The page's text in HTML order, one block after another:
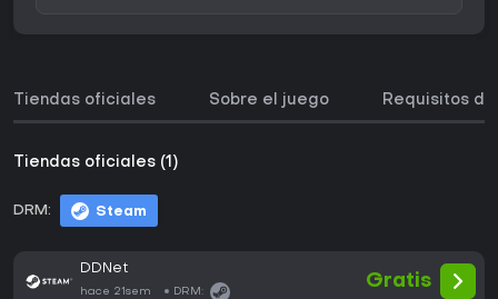
Tiendas oficiales Sobre el juego Requisitos
Tiendas oficiales (1)
DRM: Steam
DDNet
hace 21sem DRM:
Gratis